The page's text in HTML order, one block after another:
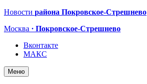
Новости района Покровское-Стрешнево
Москва · Покровское-Стрешнево
Вконтакте
МАКС
Меню